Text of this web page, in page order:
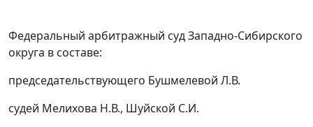
Федеральный арбитражный суд Западно-Сибирского
округа в составе:
председательствующего Бушмелевой Л.В.
судей Мелихова Н.В., Шуйской С.И.